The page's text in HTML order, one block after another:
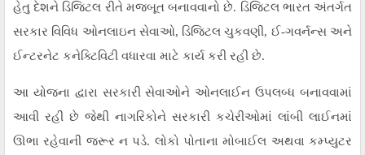
હેતુ દેશને ડિજિટલ રીતે મજબૂત બનાવવાનો છે. ડિજિટલ ભારત અંતર્ગત
સરકાર વિવિધ ઓનલાઇન સેવાઓ, ડિજિટલ ચુકવણી, ઈ-ગવર્નન્સ અને
ઈન્ટરનેટ કનેક્ટિવિટી વધારવા માટે કાર્ય કરી રહી છે.
આ યોજના દ્વારા સરકારી સેવાઓને ઓનલાઈન ઉપલબ્ધ બનાવવામાં
આવી રહી છે જેથી નાગરિકોને સરકારી કચેરીઓમાં લાંબી લાઈનમાં
ઊભા રહેવાની જરૂર ન પડે. લોકો પોતાના મોબાઈલ અથવા કમ્પ્યુટર